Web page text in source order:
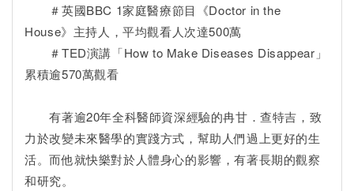
＃英國BBC 1家庭醫療節目《Doctor in the
House》主持人，平均觀看人次達500萬
＃TED演講「How to Make Diseases Disappear」
累積逾570萬觀看
有著逾20年全科醫師資深經驗的冉甘．查特吉，致
力於改變未來醫學的實踐方式，幫助人們過上更好的生
活。而他就快樂對於人體身心的影響，有著長期的觀察
和研究。